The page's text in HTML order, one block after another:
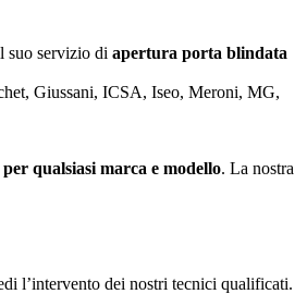
suo servizio di apertura porta blindata
Giussani, ICSA, Iseo, Meroni, MG,
qualsiasi marca e modello. La nostra
l’intervento dei nostri tecnici qualificati.